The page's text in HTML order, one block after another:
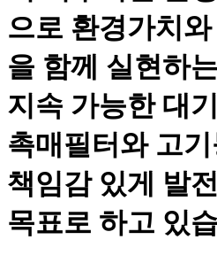
으로 환경가치
을 함께 실현하
지속 가능한 대
촉매필터와 고
책임감 있게 발
목표로 하고 있